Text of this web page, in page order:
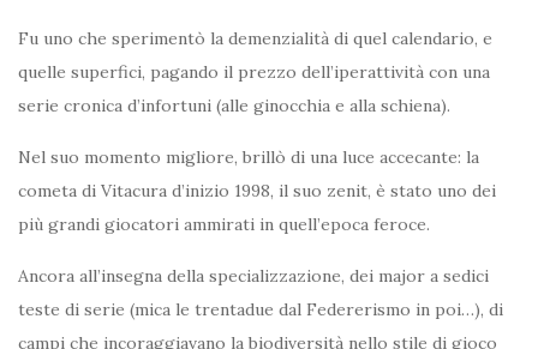
Fu uno che sperimentò la demenzialità di quel calendario, e
quelle superfici, pagando il prezzo dell’iperattività con una
serie cronica d’infortuni (alle ginocchia e alla schiena).
Nel suo momento migliore, brillò di una luce accecante: la
cometa di Vitacura d’inizio 1998, il suo zenit, è stato uno dei
più grandi giocatori ammirati in quell’epoca feroce.
Ancora all’insegna della specializzazione, dei major a sedici
teste di serie (mica le trentadue dal Federerismo in poi…), di
campi che incoraggiavano la biodiversità nello stile di gioco